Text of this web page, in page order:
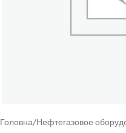
Головна/Нефтегазовое